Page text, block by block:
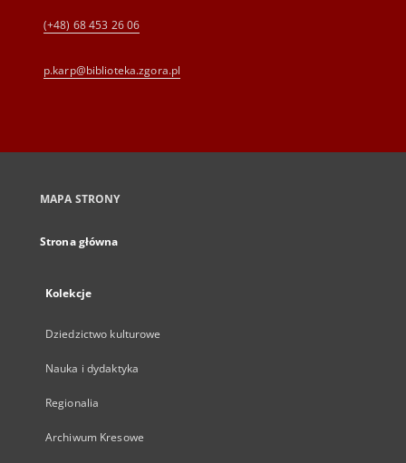
(+48) 68 453 26 06
p.karp@biblioteka.zgora.pl
MAPA STRONY
Strona główna
Kolekcje
Dziedzictwo kulturowe
Nauka i dydaktyka
Regionalia
Archiwum Kresowe